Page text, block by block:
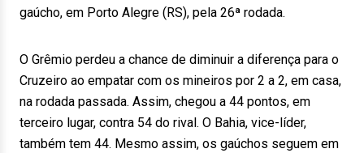
gaúcho, em Porto Alegre (RS), pela 26ª rodada.
O Grêmio perdeu a chance de diminuir a diferença para o
Cruzeiro ao empatar com os mineiros por 2 a 2, em casa,
na rodada passada. Assim, chegou a 44 pontos, em
terceiro lugar, contra 54 do rival. O Bahia, vice-líder,
também tem 44. Mesmo assim, os gaúchos seguem em